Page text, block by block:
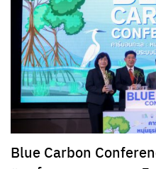
Blue Carbon